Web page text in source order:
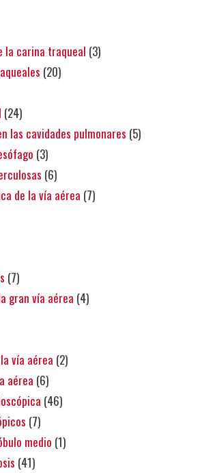
la carina traqueal (3)
(20)
(24)
las cavidades pulmonares (5)
(3)
(6)
de la vía aérea (7)
(7)
gran vía aérea (4)
vía aérea (2)
aérea (6)
(46)
(7)
medio (1)
(41)